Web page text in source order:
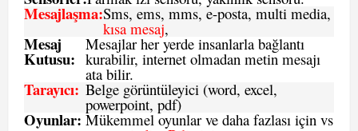
Mesajlaşma:Sms, ems, mms, e-posta, multi media,
kısa mesaj,
Mesaj
Kutusu:
Mesajlar her yerde insanlarla bağlantı
kurabilir, internet olmadan metin mesajı
ata bilir.
Tarayıcı: Belge görüntüleyici (word, excel,
powerpoint, pdf)
Oyunlar: Mükemmel oyunlar ve daha fazlası için vs